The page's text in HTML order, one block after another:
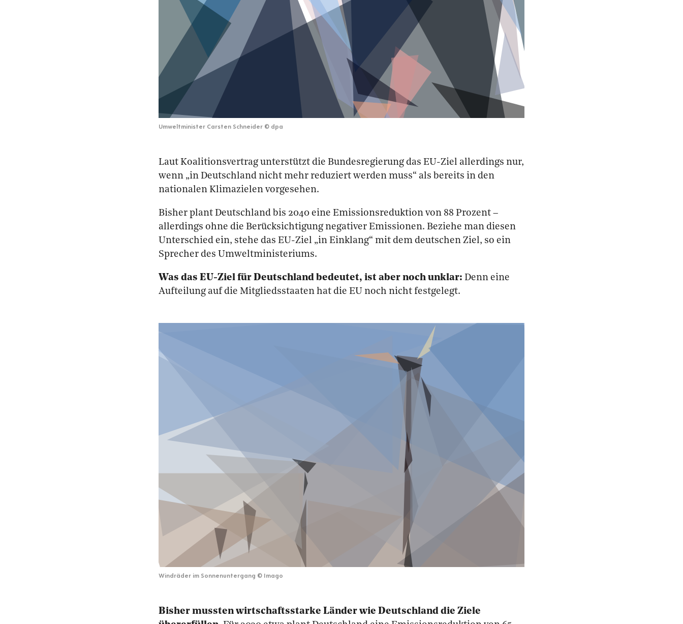
Umweltminister Carsten Schneider © dpa
Laut Koalitionsvertrag unterstützt die Bundesregierung das EU-Ziel allerdings nur,
wenn „in Deutschland nicht mehr reduziert werden muss“ als bereits in den
nationalen Klimazielen vorgesehen.
Bisher plant Deutschland bis 2040 eine Emissionsreduktion von 88 Prozent –
allerdings ohne die Berücksichtigung negativer Emissionen. Beziehe man diesen
Unterschied ein, stehe das EU-Ziel „in Einklang“ mit dem deutschen Ziel, so ein
Sprecher des Umweltministeriums.
Was das EU-Ziel für Deutschland bedeutet, ist aber noch unklar: Denn eine
Aufteilung auf die Mitgliedsstaaten hat die EU noch nicht festgelegt.
Windräder im Sonnenuntergang © Imago
Bisher mussten wirtschaftsstarke Länder wie Deutschland die Ziele